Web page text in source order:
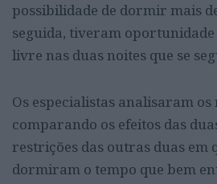
possibilidade de dormir mais
seguida, tiveram
livre nas duas noites que se
Os especialistas analisaram os
comparando os efeitos das
restrições das outras duas em
dormiram o tempo que bem